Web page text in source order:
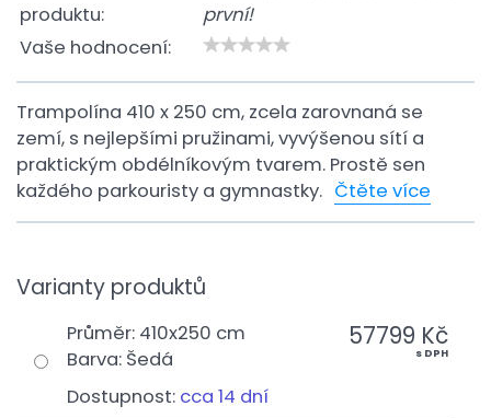
produktu:
první!
Vaše hodnocení:
Trampolína 410 x 250 cm, zcela zarovnaná se
zemí, s nejlepšími pružinami, vyvýšenou sítí a
praktickým obdélníkovým tvarem. Prostě sen
každého parkouristy a gymnastky. Čtěte více
Varianty produktů
Průměr: 410x250 cm
Barva: Šedá
Dostupnost: cca 14 dní
57799 Kč
s DPH